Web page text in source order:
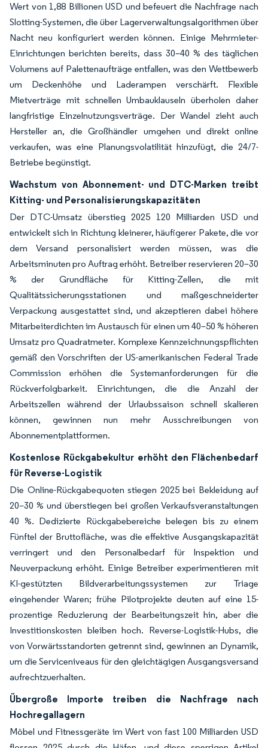
Wert von 1,88 Billionen USD und befeuert die Nachfrage nach
Slotting-Systemen, die über Lagerverwaltungsalgorithmen über
Nacht neu konfiguriert werden können. Einige Mehrmieter-
Einrichtungen berichten bereits, dass 30–40 % des täglichen
Volumens auf Palettenaufträge entfallen, was den Wettbewerb
um Deckenhöhe und Laderampen verschärft. Flexible
Mietverträge mit schnellen Umbauklauseln überholen daher
langfristige Einzelnutzungsverträge. Der Wandel zieht auch
Hersteller an, die Großhändler umgehen und direkt online
verkaufen, was eine Planungsvolatilität hinzufügt, die 24/7-
Betriebe begünstigt.
Wachstum von Abonnement- und DTC-Marken treibt
Kitting- und Personalisierungskapazitäten
Der DTC-Umsatz überstieg 2025 120 Milliarden USD und
entwickelt sich in Richtung kleinerer, häufigerer Pakete, die vor
dem Versand personalisiert werden müssen, was die
Arbeitsminuten pro Auftrag erhöht. Betreiber reservieren 20–30
% der Grundfläche für Kitting-Zellen, die mit
Qualitätssicherungsstationen und maßgeschneiderter
Verpackung ausgestattet sind, und akzeptieren dabei höhere
Mitarbeiterdichten im Austausch für einen um 40–50 % höheren
Umsatz pro Quadratmeter. Komplexe Kennzeichnungspflichten
gemäß den Vorschriften der US-amerikanischen Federal Trade
Commission erhöhen die Systemanforderungen für die
Rückverfolgbarkeit. Einrichtungen, die die Anzahl der
Arbeitszellen während der Urlaubssaison schnell skalieren
können, gewinnen nun mehr Ausschreibungen von
Abonnementplattformen.
Kostenlose Rückgabekultur erhöht den Flächenbedarf
für Reverse-Logistik
Die Online-Rückgabequoten stiegen 2025 bei Bekleidung auf
20–30 % und überstiegen bei großen Verkaufsveranstaltungen
40 %. Dedizierte Rückgabebereiche belegen bis zu einem
Fünftel der Bruttofläche, was die effektive Ausgangskapazität
verringert und den Personalbedarf für Inspektion und
Neuverpackung erhöht. Einige Betreiber experimentieren mit
KI-gestützten Bildverarbeitungssystemen zur Triage
eingehender Waren; frühe Pilotprojekte deuten auf eine 15-
prozentige Reduzierung der Bearbeitungszeit hin, aber die
Investitionskosten bleiben hoch. Reverse-Logistik-Hubs, die
von Vorwärtsstandorten getrennt sind, gewinnen an Dynamik,
um die Serviceniveaus für den gleichtägigen Ausgangsversand
aufrechtzuerhalten.
Übergroße Importe treiben die Nachfrage nach
Hochregallagern
Möbel und Fitnessgeräte im Wert von fast 100 Milliarden USD